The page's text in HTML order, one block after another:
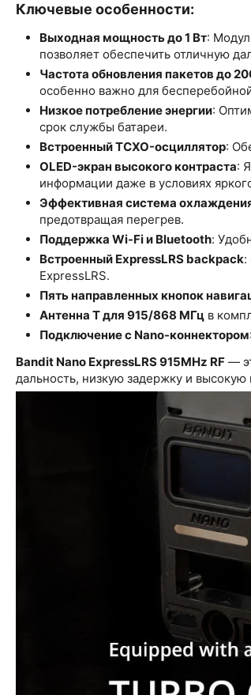
Ключевые особенности:
Выходная мощность до 1 Вт:
позволяет обеспечить отличную
Частота обновления пакетов до
особенно важно для
Низкое потребление энергии:
срок службы батареи.
Встроенный TCXO-осциллятор:
OLED-экран высокого контраста:
информации даже в условиях
Эффективная система
предотвращая перегрев.
Поддержка Wi-Fi и Bluetooth:
Встроенный ExpressLRS backpack:
ExpressLRS.
Пять направленных кнопок
Антенна T для 915/868 МГц в
Подключение с Nano-коннектором
Bandit Nano ExpressLRS 915MHz RF —
дальность, низкую задержку и высокую